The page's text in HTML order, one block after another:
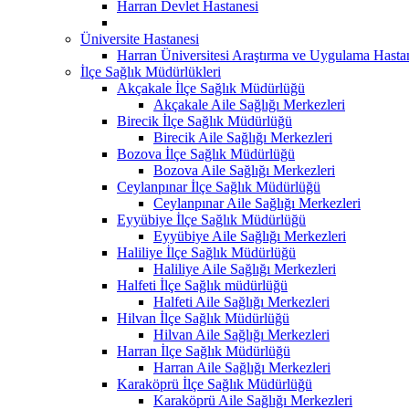
Harran Devlet Hastanesi
Üniversite Hastanesi
Harran Üniversitesi Araştırma ve Uygulama
İlçe Sağlık Müdürlükleri
Akçakale İlçe Sağlık Müdürlüğü
Akçakale Aile Sağlığı Merkezleri
Birecik İlçe Sağlık Müdürlüğü
Birecik Aile Sağlığı Merkezleri
Bozova İlçe Sağlık Müdürlüğü
Bozova Aile Sağlığı Merkezleri
Ceylanpınar İlçe Sağlık Müdürlüğü
Ceylanpınar Aile Sağlığı Merkezleri
Eyyübiye İlçe Sağlık Müdürlüğü
Eyyübiye Aile Sağlığı Merkezleri
Haliliye İlçe Sağlık Müdürlüğü
Haliliye Aile Sağlığı Merkezleri
Halfeti İlçe Sağlık müdürlüğü
Halfeti Aile Sağlığı Merkezleri
Hilvan İlçe Sağlık Müdürlüğü
Hilvan Aile Sağlığı Merkezleri
Harran İlçe Sağlık Müdürlüğü
Harran Aile Sağlığı Merkezleri
Karaköprü İlçe Sağlık Müdürlüğü
Karaköprü Aile Sağlığı Merkezleri